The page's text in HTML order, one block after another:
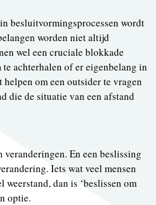
besluitvormingsprocessen wordt
worden niet altijd
wel een cruciale blokkade
achterhalen of er eigenbelang in
helpen om een outsider te vragen
die de situatie van een afstand
En een beslissing
Iets wat veel mensen
dan is ‘beslissen om
optie.